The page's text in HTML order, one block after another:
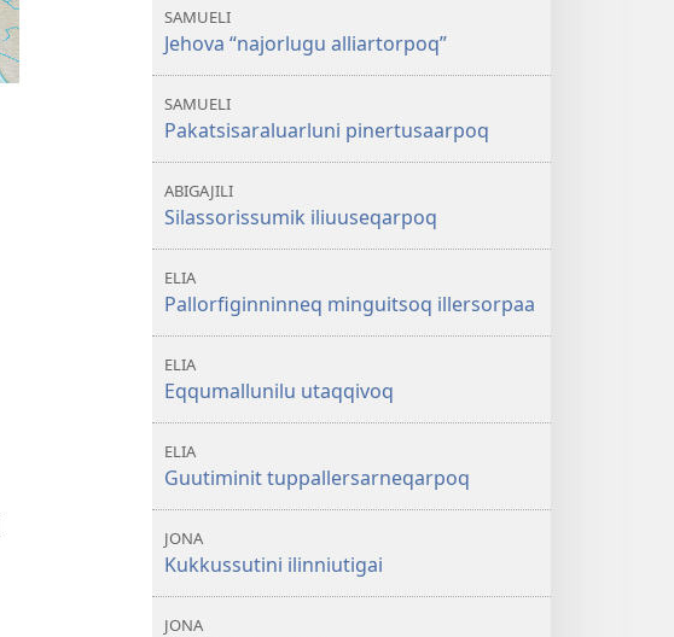
SAMUELI
Jehova “najorlugu alliartorpoq”
SAMUELI
Pakatsisaraluarluni pinertusaarpoq
ABIGAJILI
Silassorissumik iliuuseqarpoq
ELIA
Pallorfiginninneq minguitsoq illersorpaa
ELIA
Eqqumallunilu utaqqivoq
ELIA
Guutiminit tuppallersarneqarpoq
JONA
Kukkussutini ilinniutigai
JONA